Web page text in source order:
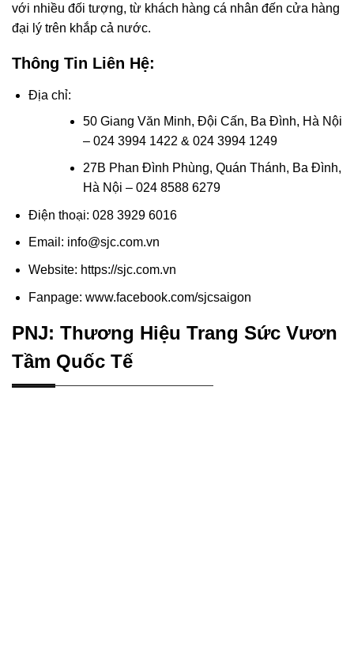
với nhiều đối tượng, từ khách hàng cá nhân đến cửa hàng
đại lý trên khắp cả nước.
Thông Tin Liên Hệ:
Địa chỉ:
50 Giang Văn Minh, Đội Cấn, Ba Đình, Hà Nội
– 024 3994 1422 & 024 3994 1249
27B Phan Đình Phùng, Quán Thánh, Ba Đình,
Hà Nội – 024 8588 6279
Điện thoại: 028 3929 6016
Email: info@sjc.com.vn
Website: https://sjc.com.vn
Fanpage: www.facebook.com/sjcsaigon
PNJ: Thương Hiệu Trang Sức Vươn
Tầm Quốc Tế